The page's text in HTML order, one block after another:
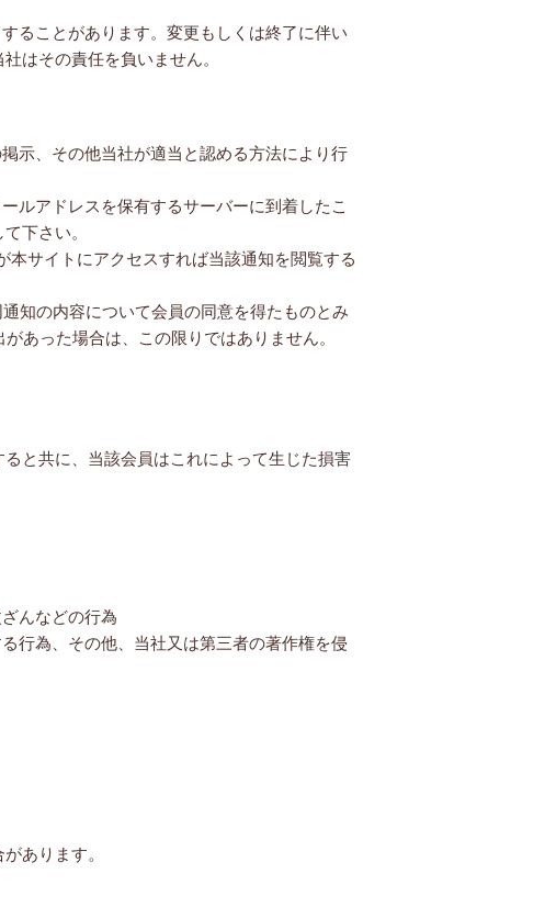
ることがあります。変更もしくは終了に伴い
はその責任を負いません。
示、その他当社が適当と認める方法により行
ルアドレスを保有するサーバーに到着したこ
下さい。
サイトにアクセスすれば当該通知を閲覧する
知の内容について会員の同意を得たものとみ
あった場合は、この限りではありません。
と共に、当該会員はこれによって生じた損害
んなどの行為
行為、その他、当社又は第三者の著作権を侵
あります。